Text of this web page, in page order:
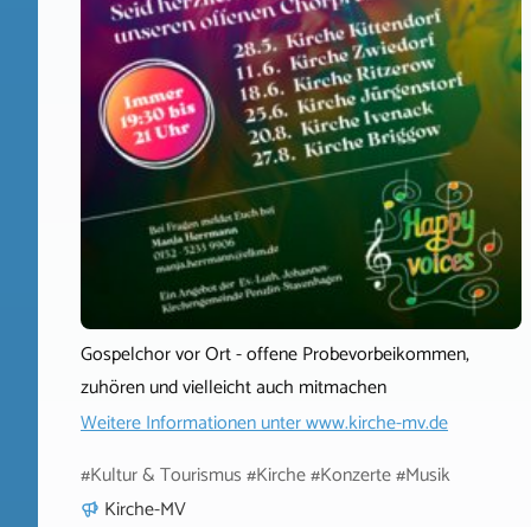
Gospelchor vor Ort - offene Probevorbeikommen,
zuhören und vielleicht auch mitmachen
Weitere Informationen unterwww.kirche-mv.de
#Kultur & Tourismus #Kirche #Konzerte #Musik
Kirche-MV